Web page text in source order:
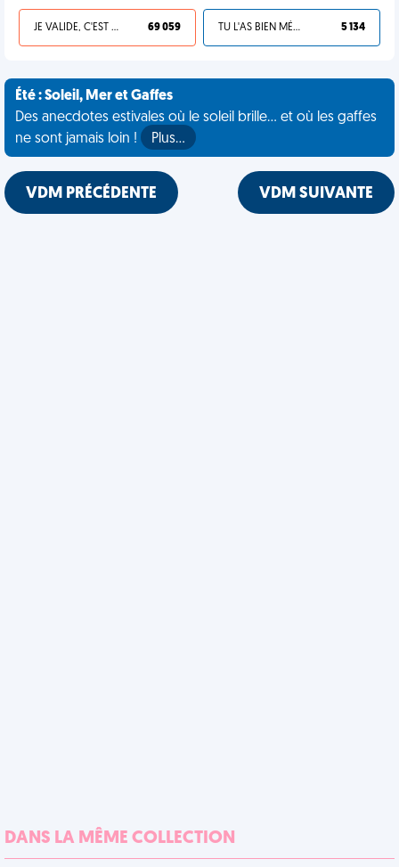
JE VALIDE, C'EST UNE VDM 69 059 TU L'AS BIEN MÉRITÉ 5 134
Été : Soleil, Mer et Gaffes
Des anecdotes estivales où le soleil brille... et où les gaffes
ne sont jamais loin !
Plus…
VDM PRÉCÉDENTE VDM SUIVANTE
DANS LA MÊME COLLECTION